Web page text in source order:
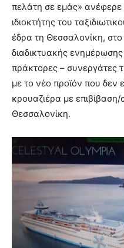
πελάτη σε εμάς» ανέφερε
ιδιοκτήτης του
έδρα τη Θεσσαλονίκη, στο
διαδικτυακής ενημέρωσης
πράκτορες – συνεργάτες
με το νέο προϊόν που δεν
κρουαζιέρα με
Θεσσαλονίκη.